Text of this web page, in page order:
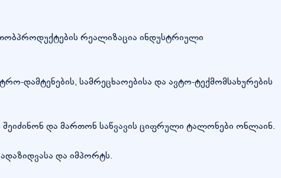
რეალიზაცია ინდუსტრიული
დამტენების, სამრეცხაოებისა და ავტო-ტექმომსახურების
და მართონ საწვავის ციფრული ტალონები ონლაინ.
და იმპორტს.